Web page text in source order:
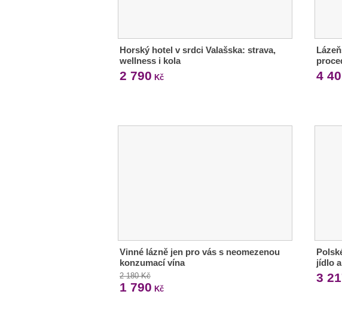
Horský hotel v srdci Valašska: strava,
wellness i kola
2 790 Kč 4
Vinné lázně jen pro vás s neomezenou
konzumací vína
2 180 Kč
1 790 Kč
jídlo
3